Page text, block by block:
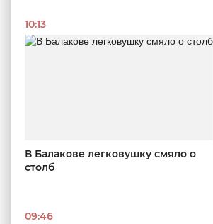
10:13
В Балакове легковушку смяло о
столб
09:46